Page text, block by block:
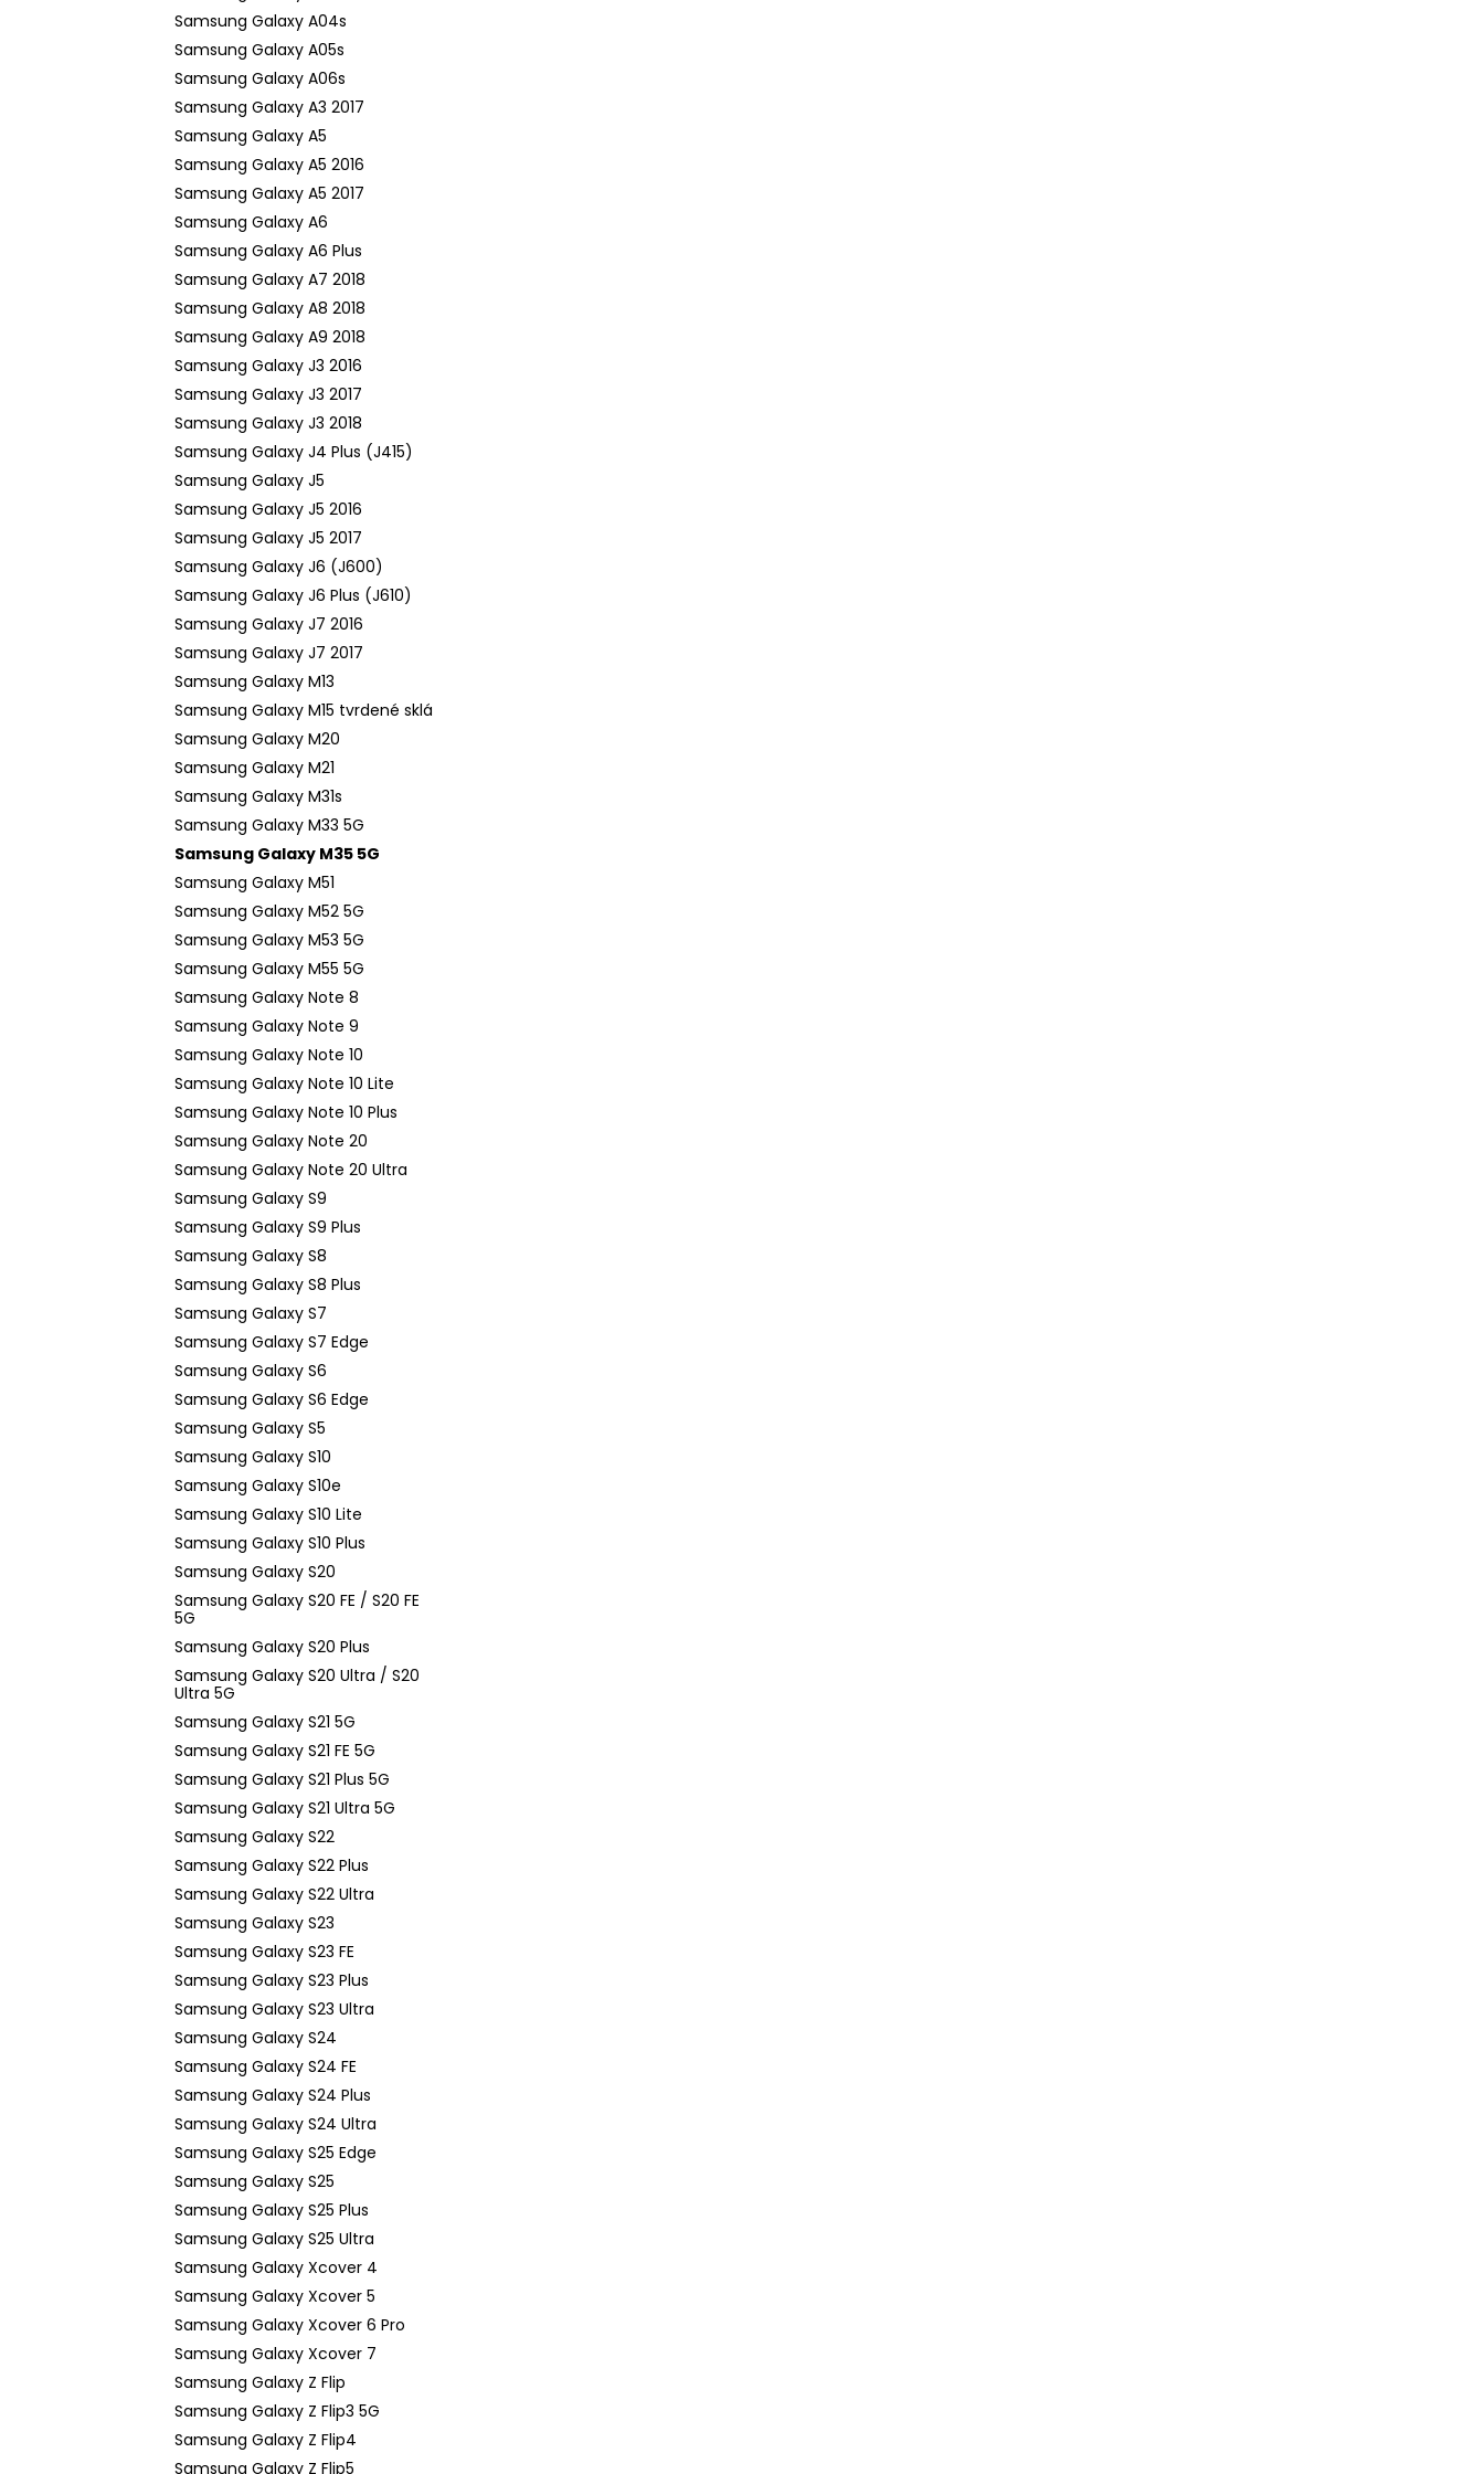
Samsung Galaxy A04s
Samsung Galaxy A05s
Samsung Galaxy A06s
Samsung Galaxy A3 2017
Samsung Galaxy A5
Samsung Galaxy A5 2016
Samsung Galaxy A5 2017
Samsung Galaxy A6
Samsung Galaxy A6 Plus
Samsung Galaxy A7 2018
Samsung Galaxy A8 2018
Samsung Galaxy A9 2018
Samsung Galaxy J3 2016
Samsung Galaxy J3 2017
Samsung Galaxy J3 2018
Samsung Galaxy J4 Plus (J415)
Samsung Galaxy J5
Samsung Galaxy J5 2016
Samsung Galaxy J5 2017
Samsung Galaxy J6 (J600)
Samsung Galaxy J6 Plus (J610)
Samsung Galaxy J7 2016
Samsung Galaxy J7 2017
Samsung Galaxy M13
Samsung Galaxy M15 tvrdené sklá
Samsung Galaxy M20
Samsung Galaxy M21
Samsung Galaxy M31s
Samsung Galaxy M33 5G
Samsung Galaxy M35 5G
Samsung Galaxy M51
Samsung Galaxy M52 5G
Samsung Galaxy M53 5G
Samsung Galaxy M55 5G
Samsung Galaxy Note 8
Samsung Galaxy Note 9
Samsung Galaxy Note 10
Samsung Galaxy Note 10 Lite
Samsung Galaxy Note 10 Plus
Samsung Galaxy Note 20
Samsung Galaxy Note 20 Ultra
Samsung Galaxy S9
Samsung Galaxy S9 Plus
Samsung Galaxy S8
Samsung Galaxy S8 Plus
Samsung Galaxy S7
Samsung Galaxy S7 Edge
Samsung Galaxy S6
Samsung Galaxy S6 Edge
Samsung Galaxy S5
Samsung Galaxy S10
Samsung Galaxy S10e
Samsung Galaxy S10 Lite
Samsung Galaxy S10 Plus
Samsung Galaxy S20
Samsung Galaxy S20 FE / S20 FE
5G
Samsung Galaxy S20 Plus
Samsung Galaxy S20 Ultra / S20
Ultra 5G
Samsung Galaxy S21 5G
Samsung Galaxy S21 FE 5G
Samsung Galaxy S21 Plus 5G
Samsung Galaxy S21 Ultra 5G
Samsung Galaxy S22
Samsung Galaxy S22 Plus
Samsung Galaxy S22 Ultra
Samsung Galaxy S23
Samsung Galaxy S23 FE
Samsung Galaxy S23 Plus
Samsung Galaxy S23 Ultra
Samsung Galaxy S24
Samsung Galaxy S24 FE
Samsung Galaxy S24 Plus
Samsung Galaxy S24 Ultra
Samsung Galaxy S25 Edge
Samsung Galaxy S25
Samsung Galaxy S25 Plus
Samsung Galaxy S25 Ultra
Samsung Galaxy Xcover 4
Samsung Galaxy Xcover 5
Samsung Galaxy Xcover 6 Pro
Samsung Galaxy Xcover 7
Samsung Galaxy Z Flip
Samsung Galaxy Z Flip3 5G
Samsung Galaxy Z Flip4
Samsung Galaxy Z Flip5